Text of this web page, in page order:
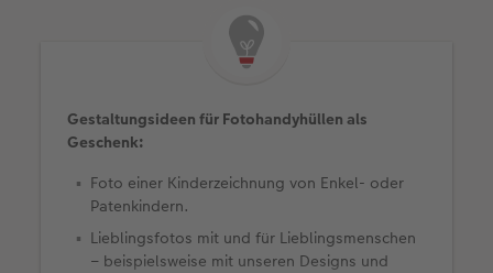
Gestaltungsideen für Fotohandyhüllen als
Geschenk:
Foto einer Kinderzeichnung von Enkel- oder
Patenkindern.
Lieblingsfotos mit und für Lieblingsmenschen
– beispielsweise mit unseren Designs und